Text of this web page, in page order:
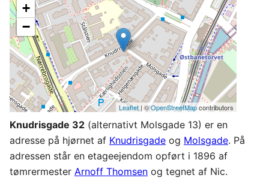
+
−
Leaflet| ©OpenStreetMapcontributors
Knudrisgade 32 (alternativt Molsgade 13) er en
adresse på hjørnet af Knudrisgade og Molsgade. På
adressen står en etageejendom opført i 1896 af
tømrermester Arnoff Thomsen og tegnet af Nic.